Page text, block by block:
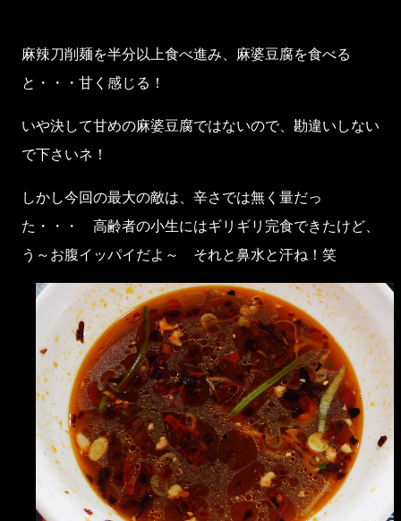
麻辣刀削麺を半分以上食べ進み、麻婆豆腐を食べる
と・・・甘く感じる！
いや決して甘めの麻婆豆腐ではないので、勘違いしない
で下さいネ！
しかし今回の最大の敵は、辛さでは無く量だっ
た・・・ 高齢者の小生にはギリギリ完食できたけど、
う～お腹イッパイだよ～ それと鼻水と汗ね！笑